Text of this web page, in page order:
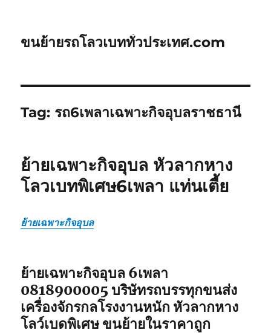
ขนย้ายรถโลวเบททั่วประเทศ.com
Tag: รถ6เพลาเฉพาะกิจอุบลราชธานี
ย้ายเฉพาะกิจอุบล หัวลากหาง
โลวเบทพิเศษ6เพลา แท่นเตี้ย
ย้ายเฉพาะกิจอุบล
ย้ายเฉพาะกิจอุบล 6เพลา
0818900005 บริษัทรถบรรทุกขนส่ง
เครื่องจักรกลโรงงานหนัก หัวลากหาง
โลว์เบดพิเศษ ขนย้ายในราคาถูก